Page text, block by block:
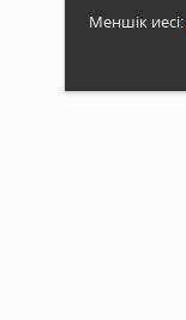
Меншік иесі: